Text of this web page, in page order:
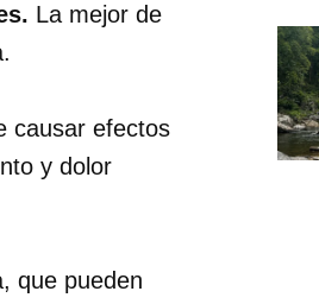
La mejor de
causar efectos
y dolor
que pueden